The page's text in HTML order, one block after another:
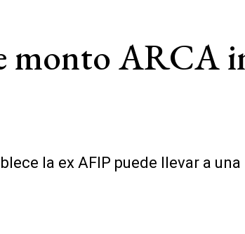
monto ARCA
la ex AFIP puede llevar a